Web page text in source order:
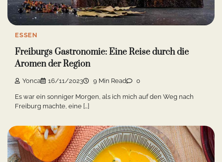
ESSEN
Freiburgs Gastronomie: Eine Reise durch die
Aromen der Region
Yonca 16/11/2023 9 Min Read 0
Es war ein sonniger Morgen, als ich mich auf den Weg nach
Freiburg machte, eine […]